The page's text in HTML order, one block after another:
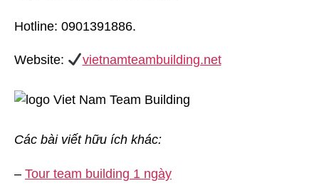
Hotline: 0901391886.
Website: vietnamteambuilding.net
Các bài viết hữu ích khác:
– Tour team building 1 ngày